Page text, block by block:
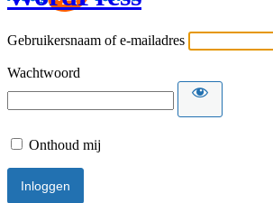
Gebruikersnaam of e-mailadres
Wachtwoord
Onthoud mij